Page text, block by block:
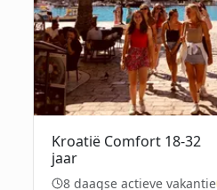
Kroatië Comfort 18-32
jaar
8 daagse actieve vakantie